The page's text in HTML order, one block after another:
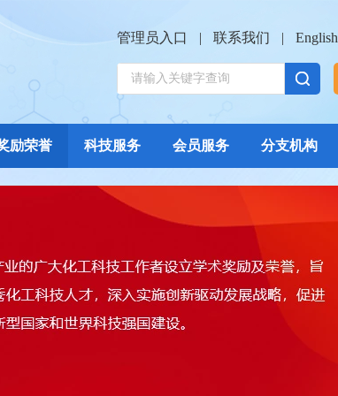
管理员入口 | 联系我们 | English
励荣誉 科技服务 会员服务 分支机构